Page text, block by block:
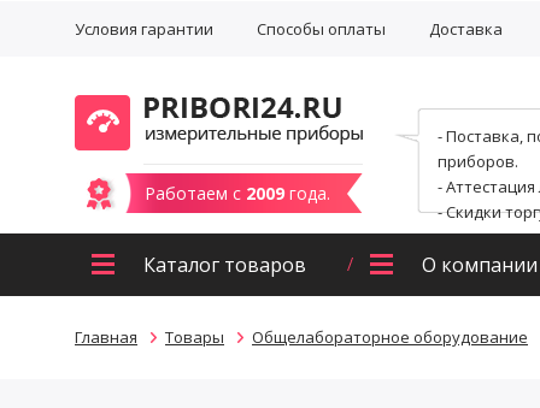
Условия гарантии Способы оплаты Доставка
Работаем с 2009 года.
- Поставка,
приборов.
-
- Скидки
Каталог товаров О компании
Главная Товары Общелабораторное оборудование